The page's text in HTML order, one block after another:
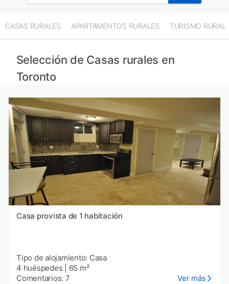
CASAS RURALES APARTAMENTOS RURALES TURISMO RURAL
Selección de Casas rurales en
Toronto
Casa provista de 1 habitación
Tipo de alojamiento: Casa
4 huéspedes
65 m²
Comentarios: 7
Ver más